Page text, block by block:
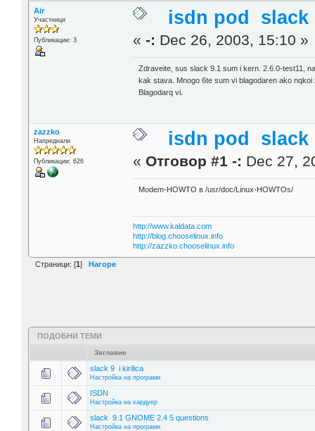
Air
Участници
Публикации: 3
isdn pod slack
«-: Dec 26, 2003, 15:10 »
Zdraveite, sus slack 9.1 sum i kern. 2.6.0-test11,
kak stava. Mnogo 6te sum vi blagodaren ako
Blagodarq vi.
zazzko
Напреднали
Публикации: 626
isdn pod slack
« Отговор #1 -: Dec 27,
Modem-HOWTO в /usr/doc/Linux-HOWTOs/
http://www.kaldata.com
http://blog.chooselinux.info
http://zazzko.chooselinux.info
Страници: [1] Нагоре
ПОДОБНИ ТЕМИ
Заглавие
slack 9 i kirilica
Настройка на програми
ISDN
Настройка на хардуер
slack 9.1 GNOME 2.4 5 questions
Настройка на програми